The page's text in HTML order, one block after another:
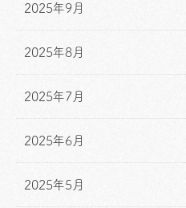
2025年9月
2025年8月
2025年7月
2025年6月
2025年5月